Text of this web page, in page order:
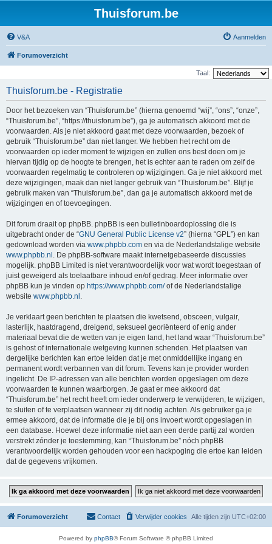
Thuisforum.be
V&A Aanmelden
Forumoverzicht
Taal:
Thuisforum.be - Registratie
Door het bezoeken van “Thuisforum.be” (hierna genoemd “wij”, “ons”, “onze”,
“Thuisforum.be”, “https://thuisforum.be”), ga je automatisch akkoord met de
voorwaarden. Als je niet akkoord gaat met deze voorwaarden, bezoek of
gebruik “Thuisforum.be” dan niet langer. We hebben het recht om de
voorwaarden op ieder moment te wijzigen en zullen ons best doen om je
hiervan tijdig op de hoogte te brengen, het is echter aan te raden om zelf de
voorwaarden regelmatig te controleren op wijzigingen. Ga je niet akkoord met
deze wijzigingen, maak dan niet langer gebruik van “Thuisforum.be”. Blijf je
gebruik maken van “Thuisforum.be”, dan ga je automatisch akkoord met de
wijzigingen en of toevoegingen.
Dit forum draait op phpBB. phpBB is een bulletinboardoplossing die is
uitgebracht onder de “GNU General Public License v2” (hierna “GPL”) en kan
gedownload worden via www.phpbb.com en via de Nederlandstalige website
www.phpbb.nl . De phpBB-software maakt internetgebaseerde discussies
mogelijk. phpBB Limited is niet verantwoordelijk voor wat wordt toegestaan of
juist geweigerd als toelaatbare inhoud en/of gedrag. Meer informatie over
phpBB kun je vinden op https://www.phpbb.com/of de Nederlandstalige
website www.phpbb.nl .
Je verklaart geen berichten te plaatsen die kwetsend, obsceen, vulgair,
lasterlijk, haatdragend, dreigend, seksueel georiënteerd of enig ander
materiaal bevat die de wetten van je eigen land, het land waar “Thuisforum.be”
is gehost of internationale wetgeving kunnen schenden. Het plaatsen van
dergelijke berichten kan ertoe leiden dat je met onmiddellijke ingang en
permanent wordt verbannen van dit forum. Tevens kan je provider worden
ingelicht. De IP-adressen van alle berichten worden opgeslagen om deze
voorwaarden te kunnen waarborgen. Je gaat er mee akkoord dat
“Thuisforum.be” het recht heeft om ieder onderwerp te verwijderen, te wijzigen,
te sluiten of te verplaatsen wanneer zij dit nodig achten. Als gebruiker ga je
ermee akkoord, dat de informatie die je bij ons invoert wordt opgeslagen in
een database. Hoewel deze informatie niet aan een derde partij zal worden
verstrekt zónder je toestemming, kan “Thuisforum.be” nóch phpBB
verantwoordelijk worden gehouden voor een hackpoging die ertoe kan leiden
dat de gegevens vrijkomen.
Forumoverzicht Alle tijden zijn UTC+02:00
Verwijder cookies
Contact
Powered by phpBB® Forum Software © phpBB Limited